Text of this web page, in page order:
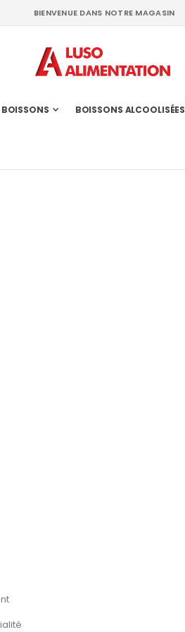
BIENVENUE DANS NOTRE MAGASIN
BOISSONS BOISSONS ALCOOLISÉES